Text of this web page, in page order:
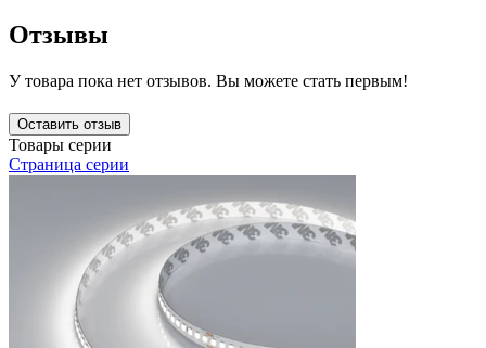
Отзывы
У товара пока нет отзывов. Вы можете стать первым!
Оставить отзыв
Товары серии
Страница серии